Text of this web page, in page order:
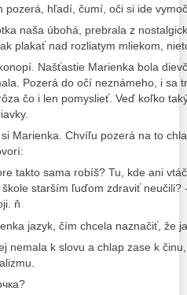
pozerá, hľadí, čumí, oči si ide
naša úbohá, prebrala z
plakať nad rozliatym mliekom,
Našťastie Marienka bola
Pozerá do očí neznámeho, i sa
čo i len pomyslieť. Veď koľko
Marienka. Chvíľu pozerá na to
takto sama robíš? Tu, kde ani
starším ľuďom zdraviť neučili?
ň
jazyk, čím chcela naznačiť, že
nemala k slovu a chlap zase k